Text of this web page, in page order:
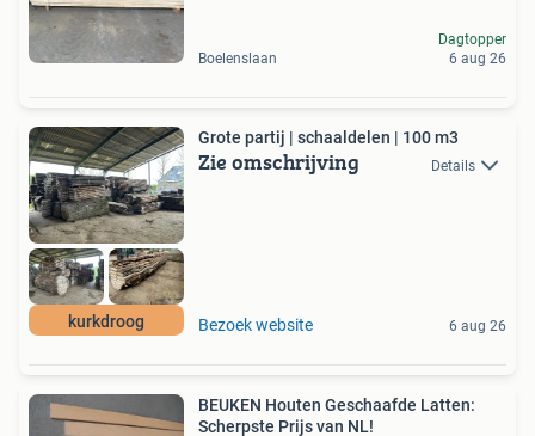
Boelenslaan
Dagtopper
6 aug 26
kurkdroog
Grote partij | schaaldelen | 100 m3
Zie omschrijving Details
Bezoek website 6 aug 26
BEUKEN Houten Geschaafde Latten:
Scherpste Prijs van NL!